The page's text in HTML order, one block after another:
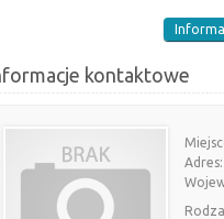
kontaktowe
Adres: